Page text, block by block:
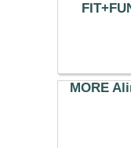
MORE